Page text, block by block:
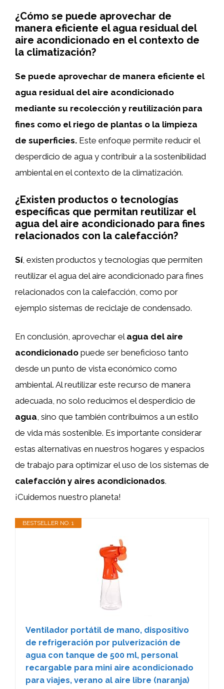
¿Cómo se puede aprovechar de
manera eficiente el agua residual del
aire acondicionado en el contexto de
la climatización?
Se puede aprovechar de manera eficiente el
agua residual del aire acondicionado
mediante su recolección y reutilización para
fines como el riego de plantas o la limpieza
de superficies. Este enfoque permite reducir el
desperdicio de agua y contribuir a la sostenibilidad
ambiental en el contexto de la climatización.
¿Existen productos o tecnologías
específicas que permitan reutilizar el
agua del aire acondicionado para fines
relacionados con la calefacción?
Sí, existen productos y tecnologías que permiten
reutilizar el agua del aire acondicionado para fines
relacionados con la calefacción, como por
ejemplo sistemas de reciclaje de condensado.
En conclusión, aprovechar el agua del aire
acondicionado puede ser beneficioso tanto
desde un punto de vista económico como
ambiental. Al reutilizar este recurso de manera
adecuada, no solo reducimos el desperdicio de
agua, sino que también contribuimos a un estilo
de vida más sostenible. Es importante considerar
estas alternativas en nuestros hogares y espacios
de trabajo para optimizar el uso de los sistemas de
calefacción y aires acondicionados.
¡Cuidemos nuestro planeta!
BESTSELLER NO. 1
Ventilador portátil de mano, dispositivo
de refrigeración por pulverización de
agua con tanque de 500 ml, personal
recargable para mini aire acondicionado
para viajes, verano al aire libre (naranja)